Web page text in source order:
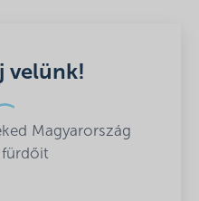
velünk!
Magyarország